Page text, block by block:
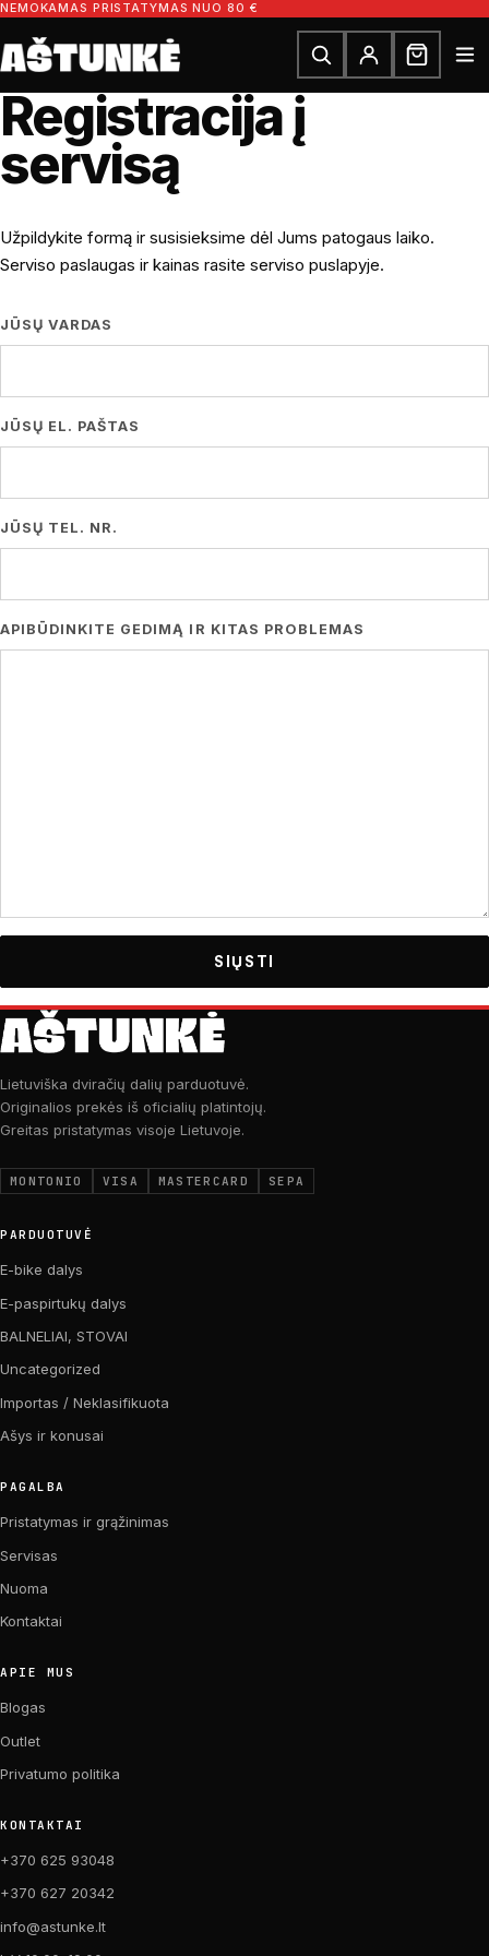
Pereiti prie turinio
NEMOKAMAS PRISTATYMAS NUO 80 €
Ieškoti dalių
Ieškoti
Registracija į
servisą
Užpildykite formą ir susisieksime dėl Jums patogaus laiko.
Serviso paslaugas ir kainas rasite serviso puslapyje.
JŪSŲ VARDAS
JŪSŲ EL. PAŠTAS
JŪSŲ TEL. NR.
APIBŪDINKITE GEDIMĄ IR KITAS PROBLEMAS
Lietuviška dviračių dalių parduotuvė.
Originalios prekės iš oficialių platintojų.
Greitas pristatymas visoje Lietuvoje.
MONTONIO VISA MASTERCARD SEPA
PARDUOTUVĖ
E-bike dalys
E-paspirtukų dalys
BALNELIAI, STOVAI
Uncategorized
Importas / Neklasifikuota
Ašys ir konusai
PAGALBA
Pristatymas ir grąžinimas
Servisas
Nuoma
Kontaktai
APIE MUS
Blogas
Outlet
Privatumo politika
KONTAKTAI
+370 625 93048
+370 627 20342
info@astunke.lt